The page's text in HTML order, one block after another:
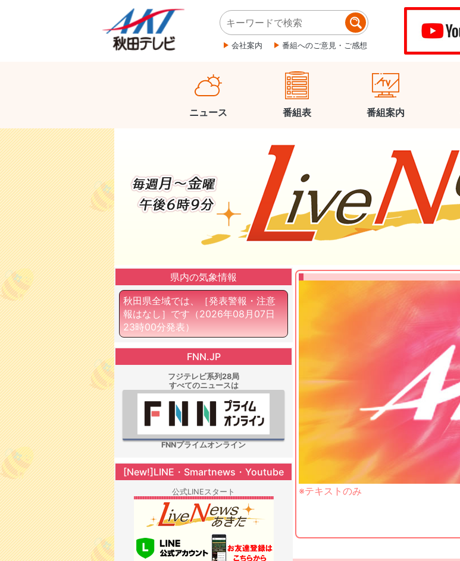
会社案内 番組へのご意見・ご感想
ニュース 番組表 番組案内
※テキストのみ
県内の気象情報
秋田県全域では、［発表警報・注意
報はなし］です （2026年08月07日
23時00分発表）
FNN.JP
フジテレビ系列28局
すべてのニュースは
FNNプライムオンライン
[New!]LINE・Smartnews・Youtube
公式LINEスタート